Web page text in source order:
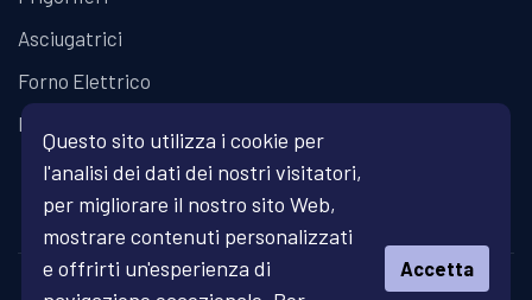
Questo sito utilizza i cookie per
l'analisi dei dati dei nostri visitatori,
per migliorare il nostro sito Web,
mostrare contenuti personalizzati
e offrirti un'esperienza di
Accetta
Asciugatrici
Forno Elettrico
Piano Cottura